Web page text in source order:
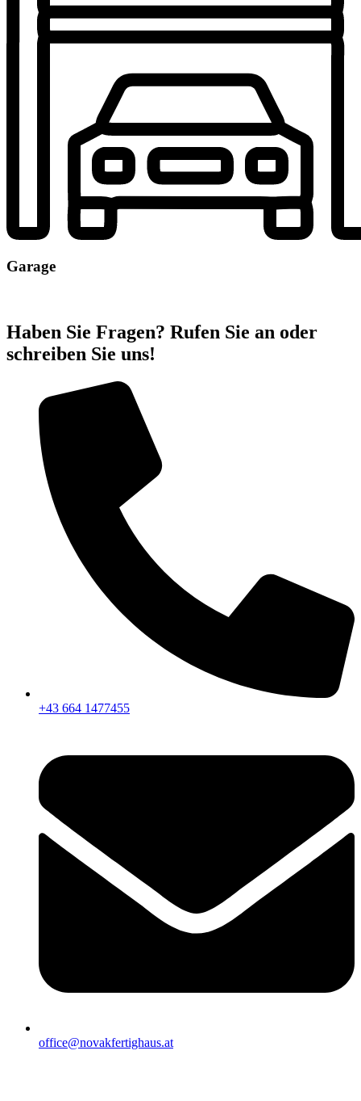
Garage
Haben Sie Fragen? Rufen Sie an oder
schreiben Sie uns!
+43 664 1477455
office@novakfertighaus.at